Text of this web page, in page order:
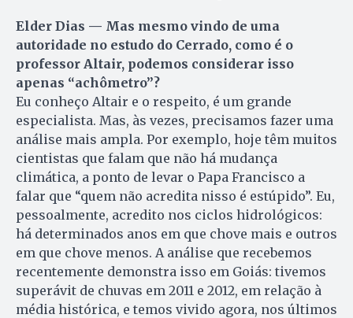
Elder Dias — Mas mesmo vindo de uma
autoridade no estudo do Cerrado, como é o
professor Altair, podemos considerar isso
apenas “achômetro”?
Eu conheço Altair e o respeito, é um grande
especialista. Mas, às vezes, precisamos fazer uma
análise mais ampla. Por exemplo, hoje têm muitos
cientistas que falam que não há mudança
climática, a ponto de levar o Papa Francisco a
falar que “quem não acredita nisso é estúpido”. Eu,
pessoalmente, acredito nos ciclos hidrológicos:
há determinados anos em que chove mais e outros
em que chove menos. A análise que recebemos
recentemente demonstra isso em Goiás: tivemos
superávit de chuvas em 2011 e 2012, em relação à
média histórica, e temos vivido agora, nos últimos